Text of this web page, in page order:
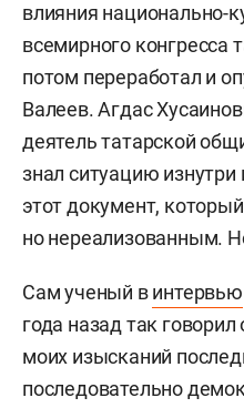
влияния национально-
всемирного конгресса
потом переработал и
Валеев. Агдас
деятель татарской
знал ситуацию изнутри
этот документ,
но нереализованным.
Сам ученый винтервью
года назад так
моих изысканий
последовательно